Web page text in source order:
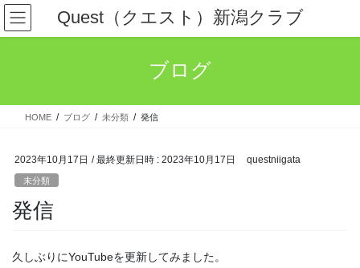
コ
ン
テ
ス
ナ
ビ
ゲ
ン
Quest（クエスト）新潟クラブ
ブログ
HOME ブログ 未分類 発信
2023年10月17日 / 最終更新日時 : 2023年10月17日 questniigata
未分類
発信
久しぶりにYouTubeを更新してみました。